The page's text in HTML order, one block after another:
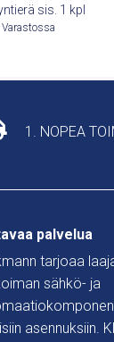
sis. 1 kpl
Varastossa
1. NOPEA
palvelua
tarjoaa
sähkö- ja
asennuksiin.